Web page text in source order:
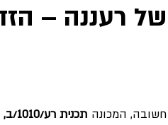
רע/1010/ב של
חשובה, המכונה תכנית רע/1010/ב,